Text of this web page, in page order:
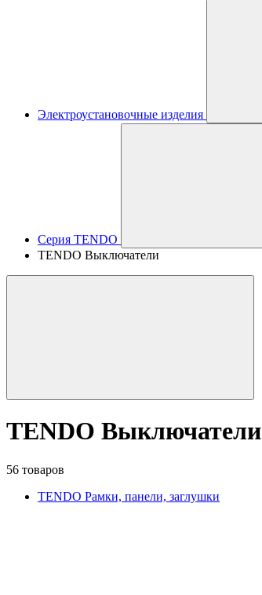
Электроустановочные изделия
Серия TENDO
TENDO Выключатели
TENDO Выключатели
56 товаров
TENDO Рамки, панели, заглушки